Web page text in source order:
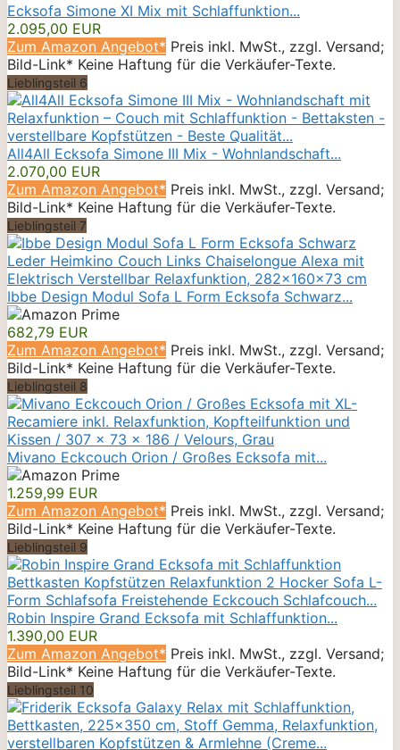
Ecksofa Simone XI Mix mit Schlaffunktion...
2.095,00 EUR
Zum Amazon Angebot* Preis inkl. MwSt., zzgl. Versand;
Bild-Link* Keine Haftung für die Verkäufer-Texte.
Lieblingsteil 6
All4All Ecksofa Simone III Mix - Wohnlandschaft...
2.070,00 EUR
Zum Amazon Angebot* Preis inkl. MwSt., zzgl. Versand;
Bild-Link* Keine Haftung für die Verkäufer-Texte.
Lieblingsteil 7
Ibbe Design Modul Sofa L Form Ecksofa Schwarz...
682,79 EUR
Zum Amazon Angebot* Preis inkl. MwSt., zzgl. Versand;
Bild-Link* Keine Haftung für die Verkäufer-Texte.
Lieblingsteil 8
Mivano Eckcouch Orion / Großes Ecksofa mit...
1.259,99 EUR
Zum Amazon Angebot* Preis inkl. MwSt., zzgl. Versand;
Bild-Link* Keine Haftung für die Verkäufer-Texte.
Lieblingsteil 9
Robin Inspire Grand Ecksofa mit Schlaffunktion...
1.390,00 EUR
Zum Amazon Angebot* Preis inkl. MwSt., zzgl. Versand;
Bild-Link* Keine Haftung für die Verkäufer-Texte.
Lieblingsteil 10